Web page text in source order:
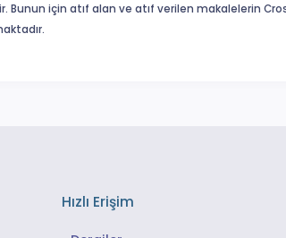
için atıf alan ve atıf verilen makalelerin
Hızlı Erişim